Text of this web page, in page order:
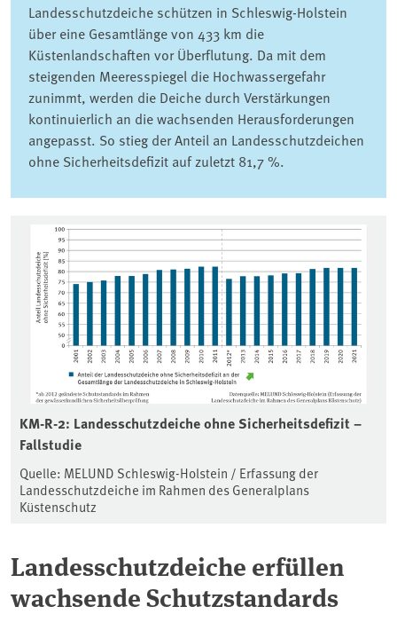
Landesschutzdeiche schützen in Schleswig-Holstein
über eine Gesamtlänge von 433 km die
Küstenlandschaften vor Überflutung. Da mit dem
steigenden Meeresspiegel die Hochwassergefahr
zunimmt, werden die Deiche durch Verstärkungen
kontinuierlich an die wachsenden Herausforderungen
angepasst. So stieg der Anteil an Landesschutzdeichen
ohne Sicherheitsdefizit auf zuletzt 81,7 %.
KM-R-2: Landesschutzdeiche ohne Sicherheitsdefizit –
Fallstudie
Quelle: MELUND Schleswig-Holstein / Erfassung der
Landesschutzdeiche im Rahmen des Generalplans
Küstenschutz
Landesschutzdeiche erfüllen
wachsende Schutzstandards